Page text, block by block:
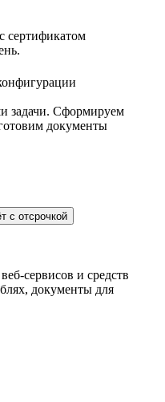
сертификатом
задачи. Сформируем
документы
с отсрочкой
сервисов и средств
документы для